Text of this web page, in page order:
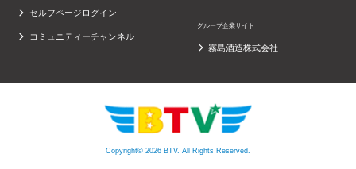
セルフページログイン
コミュニティーチャンネル
グループ企業サイト
霧島酒造株式会社
Copyright© 2026 BTV. All Rights Reserved.